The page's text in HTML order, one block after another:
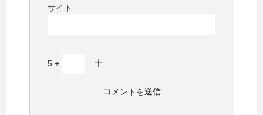
サイト
5 + = 十